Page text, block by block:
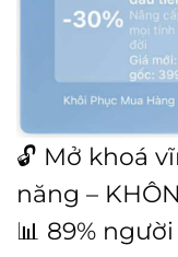
🔓 Mở khoá
năng –
📊 89%